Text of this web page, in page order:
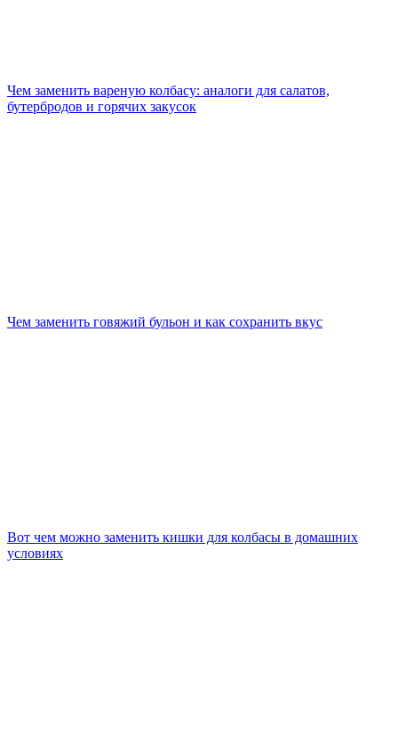
Чем заменить вареную колбасу: аналоги для салатов,
бутербродов и горячих закусок
Чем заменить говяжий бульон и как сохранить вкус
Вот чем можно заменить кишки для колбасы в домашних
условиях